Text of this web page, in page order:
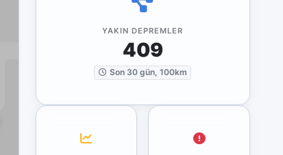
YAKIN DEPREMLER
409
Son 30 gün, 100km